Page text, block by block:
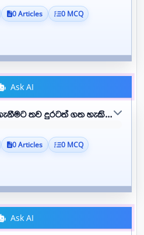
0 Articles
0 MCQ
Ask AI
තව දුරටත් ගත හැකි ක්‍රියා
0 Articles
0 MCQ
Ask AI